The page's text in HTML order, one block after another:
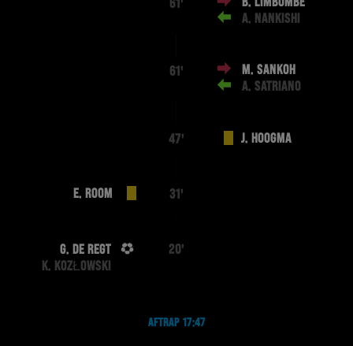
61'
B. LIMBOMBE
A. NANKISHI
61'
M. SANKOH
A. SATRIANO
47' J. HOOGMA
E. ROOM 31'
G. DE REGT
K. KOZŁOWSKI
20'
AFTRAP 17:47